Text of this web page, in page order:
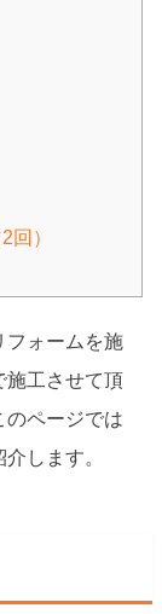
回）
フォームを施
施工させて頂
のページでは
します。